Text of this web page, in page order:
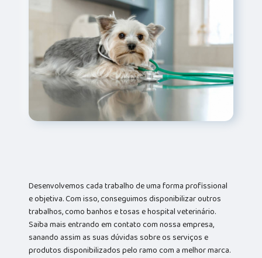
Desenvolvemos cada trabalho de uma forma profissional
e objetiva. Com isso, conseguimos disponibilizar outros
trabalhos, como banhos e tosas e hospital veterinário.
Saiba mais entrando em contato com nossa empresa,
sanando assim as suas dúvidas sobre os serviços e
produtos disponibilizados pelo ramo com a melhor marca.